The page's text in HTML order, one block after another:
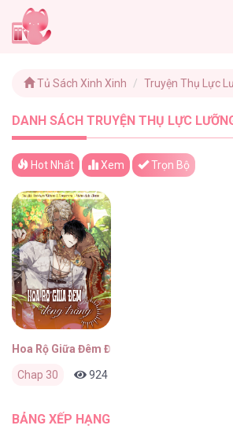
Tủ Sách Xinh Xinh Truyện Thụ Lực
DANH SÁCH TRUYỆN THỤ LỰC LƯỠNG MỚI NHẤT
Hot Nhất Xem Trọn Bộ
Hoa Rộ Giữa Đêm Đông Trắng
Chap 30 924
BẢNG XẾP HẠNG